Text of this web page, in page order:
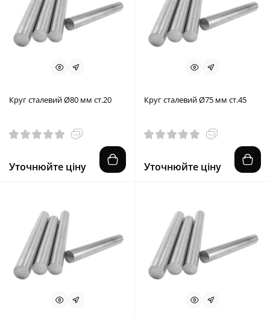
Круг сталевий Ø80 мм ст.20
Уточнюйте ціну
Круг сталевий Ø75 мм ст.45
Уточнюйте ціну